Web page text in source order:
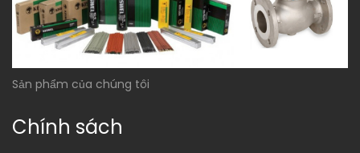
Sản phẩm của chúng tôi
Chính sách